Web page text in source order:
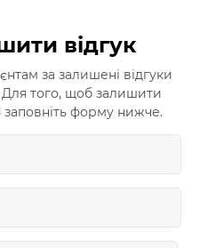
відгук
за залишені відгуки
того, щоб залишити
заповніть форму нижче.